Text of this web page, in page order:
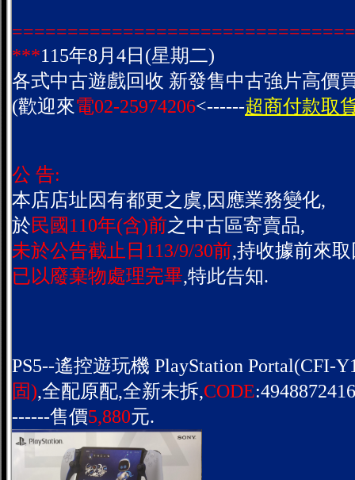
***115年8月4日(星期二)
各式中古遊戲回收 新發售中古強片高價
(歡迎來電02-25974206<------超商付款取
公 告:
本店店址因有都更之虞,因應業務變化,
於民國110年(含)前之中古區寄賣品,
未於公告截止日113/9/30前,持收據前來
已以廢棄物處理完畢,特此告知.
PS5--遙控遊玩機 PlayStation Portal(CFI-
固),全配原配,全新未拆,CODE
------售價5,880元.